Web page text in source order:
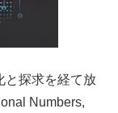
と探求を経て放
Numbers,